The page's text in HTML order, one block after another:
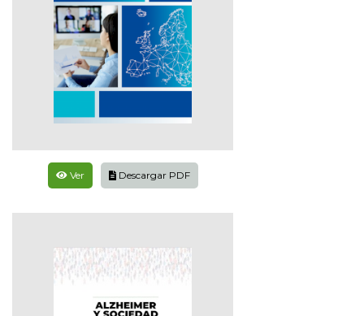
Ver Descargar PDF